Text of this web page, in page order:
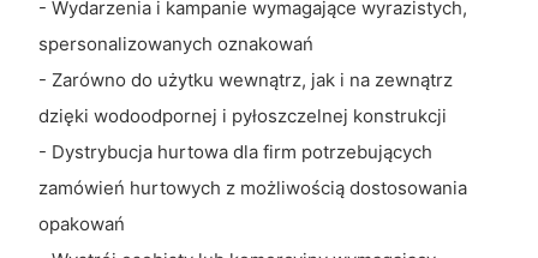
- Wydarzenia i kampanie wymagające wyrazistych,
spersonalizowanych oznakowań
- Zarówno do użytku wewnątrz, jak i na zewnątrz
dzięki wodoodpornej i pyłoszczelnej konstrukcji
- Dystrybucja hurtowa dla firm potrzebujących
zamówień hurtowych z możliwością dostosowania
opakowań